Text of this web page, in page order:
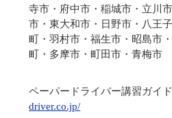
寺市・府中市・稲城市・立川
市・東大和市・日野市・八王
町・羽村市・福生市・昭島市
町・多摩市・町田市・青梅市
ペーパードライバー講習ガ
driver.co.jp/